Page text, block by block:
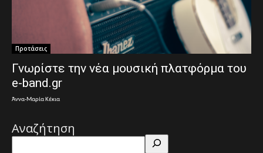
Προτάσεις
Γνωρίστε την νέα μουσική πλατφόρμα του
e-band.gr
Άννα-Μαρία Κέκια
Αναζήτηση